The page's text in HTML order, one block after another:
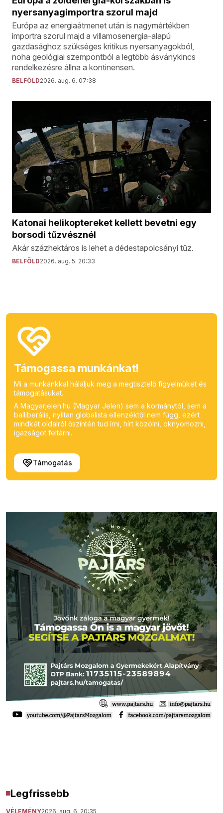
nyersanyagimportra szorul majd
Európa az energiaátmenet után is nagymértékben
importra szorul majd a villamosenergia-alapú
gazdasághoz szükséges kritikus nyersanyagokból,
noha geológiai szempontból a legtöbb ásványkincs
rendelkezésre állna a kontinensen.
BELFÖLD2026. aug. 6. 07:38
Katonai helikoptereket kellett bevetni egy
borsodi tűzvésznél
Akár százhektáros is lehet a dédestapolcsányi tűz.
BELFÖLD2026. aug. 5. 20:33
Támogassa munkánkat!
Mi a munkánkkal háláljuk meg a megtisztelő figyelmüket és
támogatásukat.
A Magyarjelen.hu (Magyar Jelen) sem a kormánytól, sem a
balliberális, nyíltan globalista ellenzéktől nem függ, ezért
mindkét oldalról őszintén tud írni, hírt közölni, oknyomozni,
igazságot feltárni.
Támogatás
Legfrissebb
VÉLEMÉNY2026. aug. 6. 20:35